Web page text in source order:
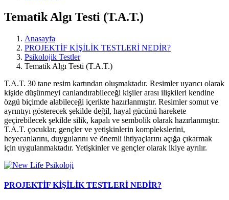
Tematik Algı Testi (T.A.T.)
Anasayfa
PROJEKTİF KİŞİLİK TESTLERİ NEDİR?
Psikolojik Testler
Tematik Algı Testi (T.A.T.)
T.A.T. 30 tane resim kartından oluşmaktadır. Resimler uyarıcı olarak
kişide düşünmeyi canlandırabileceği kişiler arası ilişkileri kendine
özgü biçimde alabileceği içerikte hazırlanmıştır. Resimler somut ve
ayrıntıyı gösterecek şekilde değil, hayal gücünü harekete
geçirebilecek şekilde silik, kapalı ve sembolik olarak hazırlanmıştır.
T.A.T. çocuklar, gençler ve yetişkinlerin komplekslerini,
heyecanlarını, duygularını ve önemli ihtiyaçlarını açığa çıkarmak
için uygulanmaktadır. Yetişkinler ve gençler olarak ikiye ayrılır.
PROJEKTİF KİŞİLİK TESTLERİ NEDİR?